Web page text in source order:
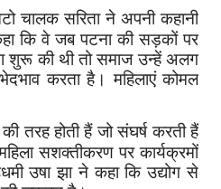
चालक सरिता ने अपनी कहानी
कि वे जब पटना की सड़कों पर
शुरू की थी तो समाज उन्हें अलग
करता है। महिलाएं कोमल
तरह होती हैं जो संघर्ष करती हैं
सशक्तीकरण पर कार्यक्रमों
उषा झा ने कहा कि उद्योग से